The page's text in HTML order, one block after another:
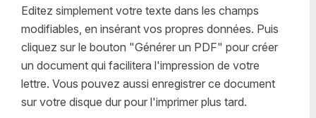
Editez simplement votre texte dans les champs
modifiables, en insérant vos propres données. Puis
cliquez sur le bouton "Générer un PDF" pour créer
un document qui facilitera l'impression de votre
lettre. Vous pouvez aussi enregistrer ce document
sur votre disque dur pour l'imprimer plus tard.